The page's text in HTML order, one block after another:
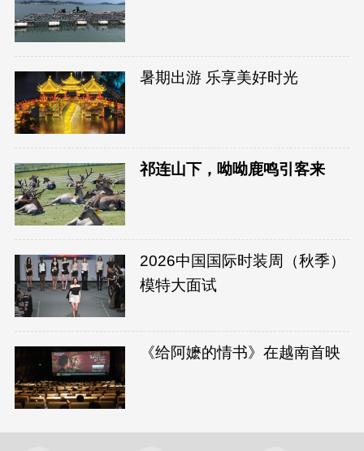
暑期出游 乐享美好时光
祁连山下，呦呦鹿鸣引客来
2026中国国际时装周（秋季）
模特大面试
《给阿嬷的情书》在越南首映